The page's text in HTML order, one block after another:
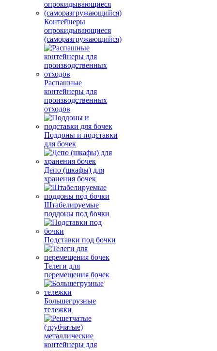
Контейнеры
опрокидывающиеся
(саморазгружающийся)
Распашные
контейнеры для
производственных
отходов
Поддоны и подставки
для бочек
Депо (шкафы) для
хранения бочек
Штабелируемые
поддоны под бочки
Подставки под бочки
Телеги для
перемещения бочек
Большегрузные
тележки